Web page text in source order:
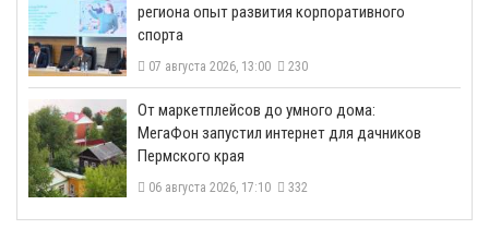
региона опыт развития корпоративного
спорта
07 августа 2026, 13:00 230
От маркетплейсов до умного дома:
МегаФон запустил интернет для дачников
Пермского края
06 августа 2026, 17:10 332